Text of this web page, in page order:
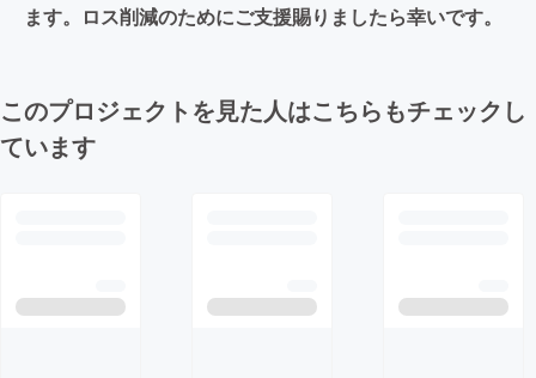
ます。ロス削減のためにご支援賜りましたら幸いです。
このプロジェクトを見た人はこちらもチェックし
ています